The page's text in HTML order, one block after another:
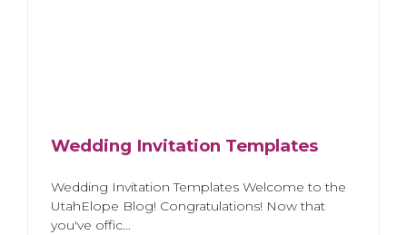
Wedding Invitation Templates
Wedding Invitation Templates Welcome to the
UtahElope Blog! Congratulations! Now that
you've offic...